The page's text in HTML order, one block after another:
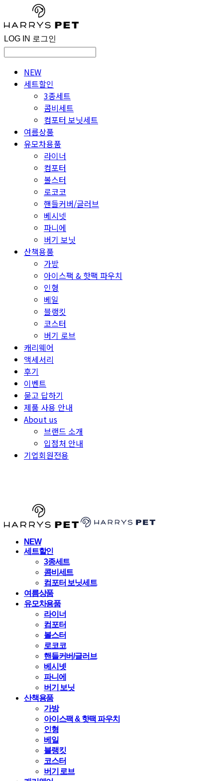
LOG IN 로그인
NEW
세트할인
3종세트
콤비세트
컴포터 보닛세트
여름상품
유모차용품
라이너
컴포터
볼스터
로코코
핸들커버/글러브
베시넷
파니에
버기 보닛
산책용품
가방
아이스팩 & 핫팩 파우치
인형
베일
블랭킷
코스터
버기 로브
캐리웨어
액세서리
후기
이벤트
묻고 답하기
제품 사용 안내
About us
브랜드 소개
입점처 안내
기업회원전용
NEW
세트할인
3종세트
콤비세트
컴포터 보닛세트
여름상품
유모차용품
라이너
컴포터
볼스터
로코코
핸들커버/글러브
베시넷
파니에
버기 보닛
산책용품
가방
아이스팩 & 핫팩 파우치
인형
베일
블랭킷
코스터
버기 로브